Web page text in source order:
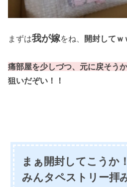
まずは我が嫁をね、 開封してｗ
痛部屋を少しづつ、元に戻そう
狙いだぞい！！
まぁ開封してこうか
みんタペストリー拝